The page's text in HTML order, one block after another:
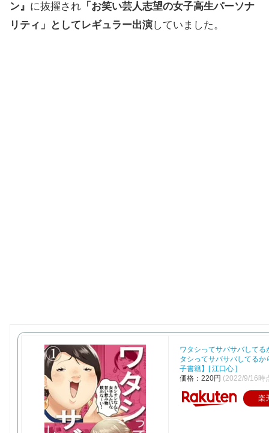
ン』 に抜擢され 「お笑い芸人志望の女子高生パーソナ
リティ」としてレギュラー出演していました。
ワタシってサバサバしてる
タシってサバサバしてるか
子書籍】[ 江口心 ]
価格：220円 (2022/9/16時
楽